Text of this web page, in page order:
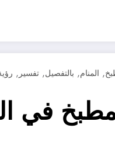
, المنام, بالتفصيل, تفسير ,
في